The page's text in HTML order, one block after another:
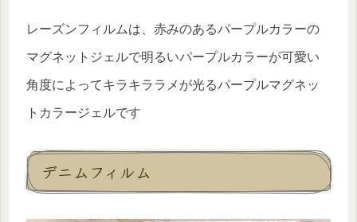
レーズンフィルムは、赤みのあるパープルカラーの
マグネットジェルで明るいパープルカラーが可愛い
角度によってキラキララメが光るパープルマグネッ
トカラージェルです
デニムフィルム